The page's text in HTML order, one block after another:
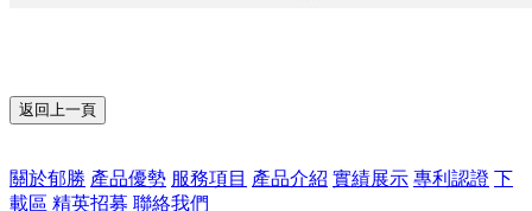
返回上一頁
關於郁勝 產品優勢 服務項目 產品介紹 實績展示 專利認證 下
載區 精英招募 聯絡我們